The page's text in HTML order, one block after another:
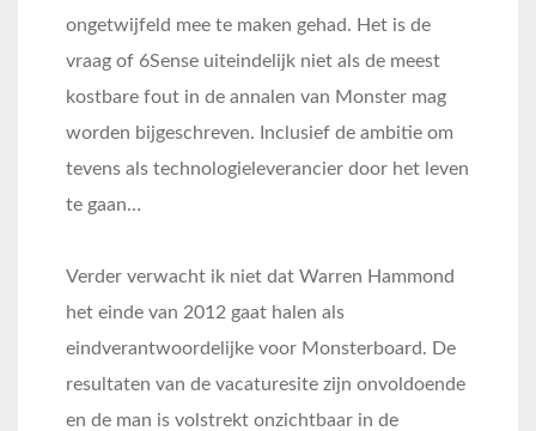
ongetwijfeld mee te maken gehad. Het is de
vraag of 6Sense uiteindelijk niet als de meest
kostbare fout in de annalen van Monster mag
worden bijgeschreven. Inclusief de ambitie om
tevens als technologieleverancier door het leven
te gaan…
Verder verwacht ik niet dat Warren Hammond
het einde van 2012 gaat halen als
eindverantwoordelijke voor Monsterboard. De
resultaten van de vacaturesite zijn onvoldoende
en de man is volstrekt onzichtbaar in de